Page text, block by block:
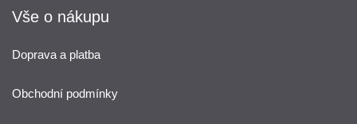
Vše o nákupu
Doprava a platba
Obchodní podmínky